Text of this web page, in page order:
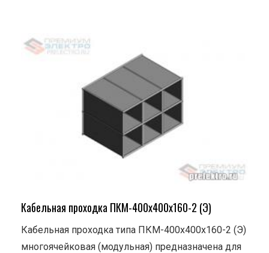
Кабельная проходка ПКМ-400х400х160-2 (Э)
Кабельная проходка типа ПКМ-400х400х160-2 (Э)
многоячейковая (модульная) предназначена для